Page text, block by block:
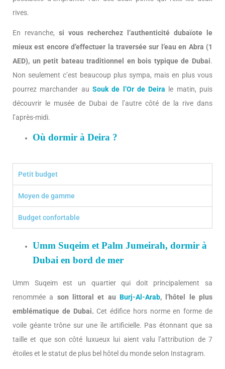
rives.
En revanche, si vous recherchez l’authenticité dubaïote le
mieux est encore d’effectuer la traversée sur l’eau en Abra (1
AED), un petit bateau traditionnel en bois typique de Dubai.
Non seulement c’est beaucoup plus sympa, mais en plus vous
pourrez marchander au Souk de l’Or de Deira le matin, puis
découvrir le musée de Dubai de l’autre côté de la rive dans
l’après-midi.
Où dormir à Deira ?
Petit budget
Moyen de gamme
Budget confortable
Umm Suqeim et Palm Jumeirah, dormir à
Dubai en bord de mer
Umm Suqeim est un quartier qui doit principalement sa
renommée a son littoral et auBurj-Al-Arab, l’hôtel le plus
emblématique de Dubai. Cet édifice hors norme en forme de
voile géante trône sur une île artificielle. Pas étonnant que sa
taille et que son côté luxueux lui aient valu l’attribution de 7
étoiles et le statut de plus bel hôtel du monde selon Instagram.